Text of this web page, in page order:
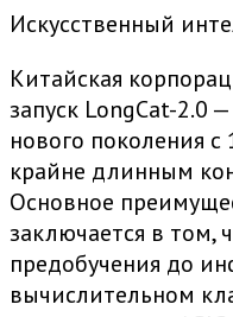
Искусственный
Китайская
запуск LongCat-2.0
нового поколения
крайне длинным
Основное
заключается в том,
предобучения до
вычислительном